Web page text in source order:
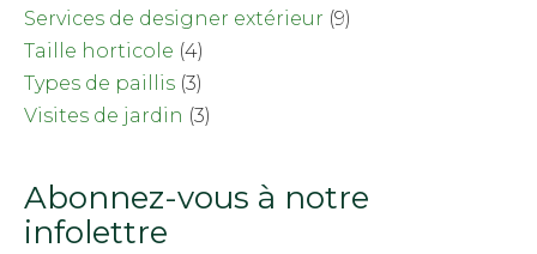
Services de designer extérieur (9)
Taille horticole (4)
Types de paillis (3)
Visites de jardin (3)
Abonnez-vous à notre
infolettre